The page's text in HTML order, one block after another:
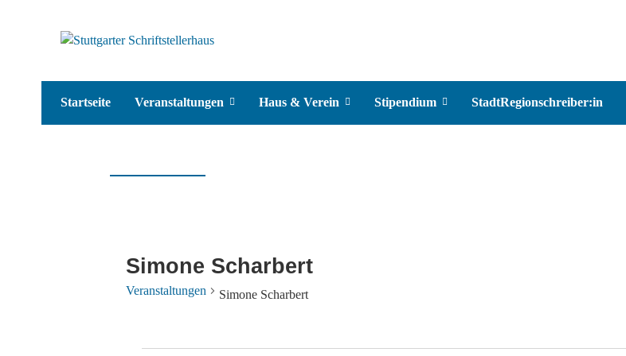
Startseite Veranstaltungen Haus & Verein Stipendium StadtRegionschreiber:in
Simone Scharbert
Veranstaltungen Simone Scharbert